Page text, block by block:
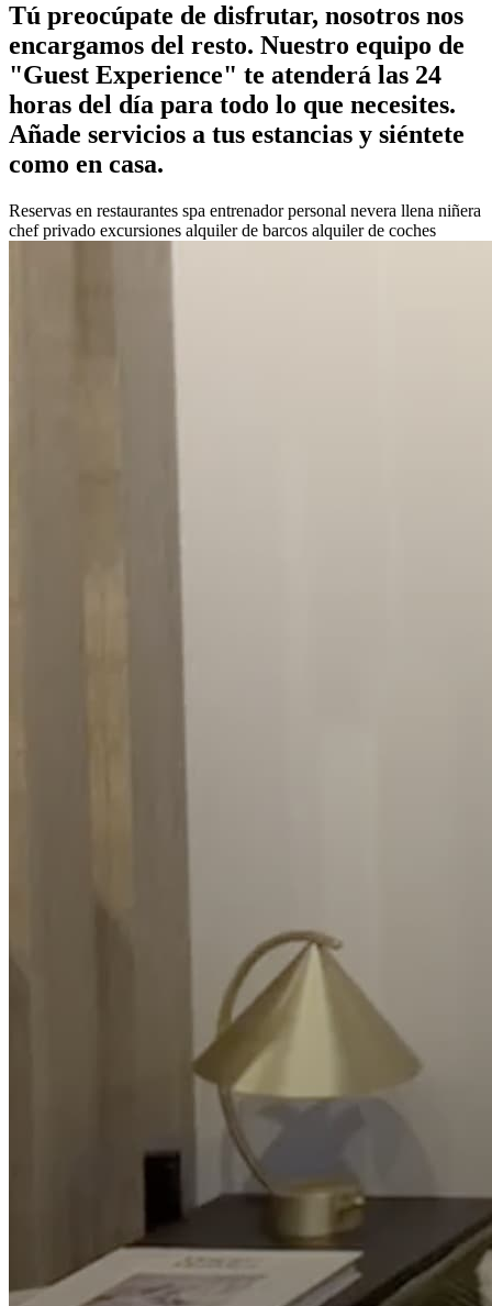
Tú preocúpate de disfrutar, nosotros nos
encargamos del resto. Nuestro equipo de
"Guest Experience" te atenderá las 24
horas del día para todo lo que necesites.
Añade servicios a tus estancias y siéntete
como en casa.
Reservas en restaurantes spa entrenador personal nevera llena niñera
chef privado excursiones alquiler de barcos alquiler de coches